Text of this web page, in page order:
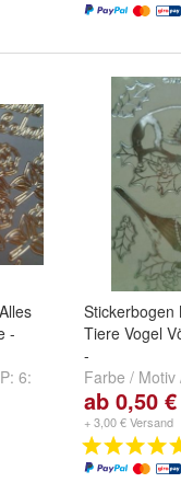
-
6:
Stickerbogen
Tiere Vogel
-
Farbe / Motiv
MD355812
3H: 2:
goldund+
ab 0,50 €
+ 3,00 € Versand